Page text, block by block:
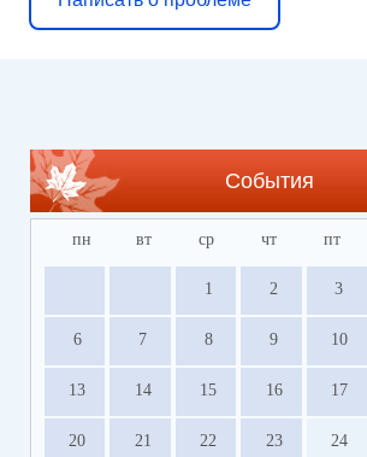
События
пн вт ср чт пт
1 2 3
6 7 8 9 10
13 14 15 16 17
20 21 22 23 24